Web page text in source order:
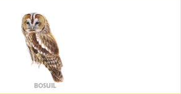
BOSUIL